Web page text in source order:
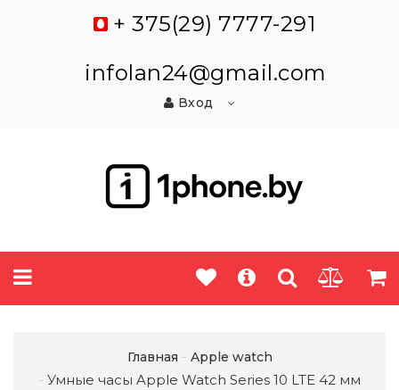
+ 375(29) 7777-291
infolan24@gmail.com
Вход
Главная Apple watch
Умные часы Apple Watch Series 10 LTE 42 мм